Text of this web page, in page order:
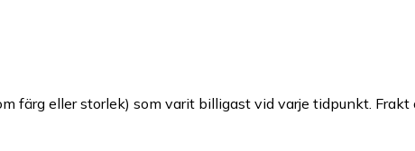
färg eller storlek) som varit billigast vid varje tidpunkt. Frakt